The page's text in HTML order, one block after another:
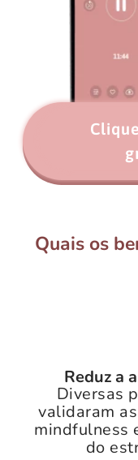
Quais os
Reduz a
Diversas
validaram
mindfulness
do